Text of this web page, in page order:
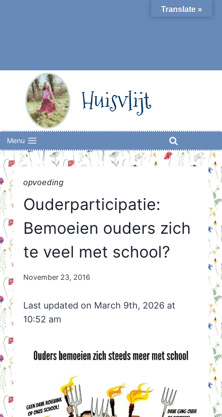
Huisvlijt
Menu
opvoeding
Ouderparticipatie:
Bemoeien ouders zich
te veel met school?
By
November 23, 2016
Last updated on March 9th, 2026 at
10:52 am
Translate »